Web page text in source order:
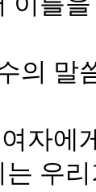
의 말
자에
는 우